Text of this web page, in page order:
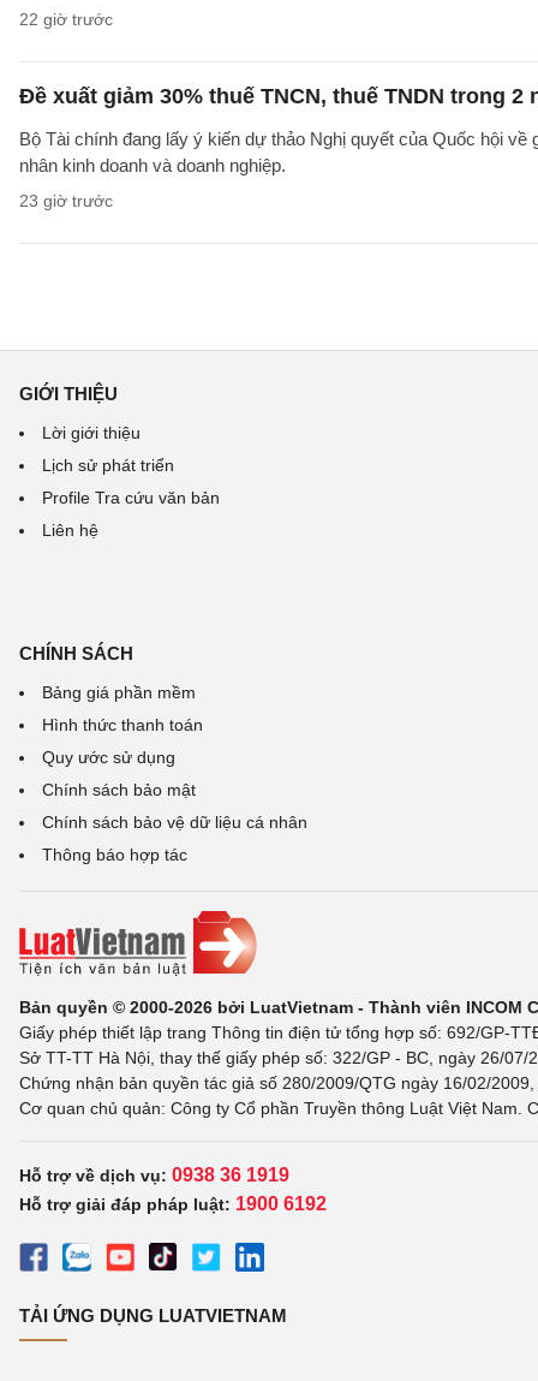
22 giờ trước
Đề xuất giảm 30% thuế TNCN, thuế TNDN trong 2
Bộ Tài chính đang lấy ý kiến dự thảo Nghị quyết của Quốc hội
nhân kinh doanh và doanh nghiệp.
23 giờ trước
GIỚI THIỆU
Lời giới thiệu
Lịch sử phát triển
Profile Tra cứu văn bản
Liên hệ
CHÍNH SÁCH
Bảng giá phần mềm
Hình thức thanh toán
Quy ước sử dụng
Chính sách bảo mật
Chính sách bảo vệ dữ liệu cá nhân
Thông báo hợp tác
Bản quyền © 2000-2026 bởi LuatVietnam - Thành viên INCOM
Giấy phép thiết lập trang Thông tin điện tử tổng hợp số: 692/GP-
Sở TT-TT Hà Nội, thay thế giấy phép số: 322/GP - BC, ngày 26/
Chứng nhận bản quyền tác giả số 280/2009/QTG ngày 16/02/
Cơ quan chủ quản: Công ty Cổ phần Truyền thông Luật Việt Nam.
Hỗ trợ về dịch vụ: 0938 36 1919
Hỗ trợ giải đáp pháp luật: 1900 6192
TẢI ỨNG DỤNG LUATVIETNAM